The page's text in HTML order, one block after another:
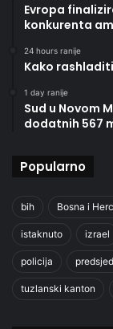
Evropa
konkurenta
24 hours ranije
Kako
1 day ranije
Sud u Novom
dodatnih 567
Popularno
bih Bosna i
istaknuto izrael
policija
tuzlanski kanton